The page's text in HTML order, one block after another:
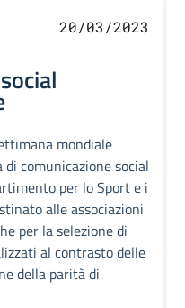
20/03/2023
mondiale
comunicazione social
per lo Sport e i
alle associazioni
per la selezione di
al contrasto delle
della parità di